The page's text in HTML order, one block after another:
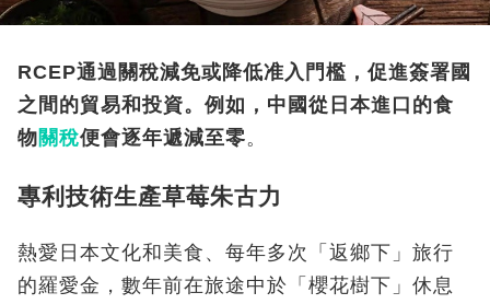
RCEP通過關稅減免或降低准入門檻，促進簽署國
之間的貿易和投資。例如，中國從日本進口的食
物關稅便會逐年遞減至零。
專利技術生產草莓朱古力
熱愛日本文化和美食、每年多次「返鄉下」旅行
的羅愛金，數年前在旅途中於「櫻花樹下」休息